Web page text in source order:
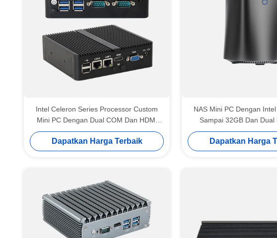
Intel Celeron Series Processor Custom
Mini PC Dengan Dual COM Dan HDMI
Untuk Industri
Dapatkan Harga Terbaik
NAS Mini PC Dengan
Sampai 32GB Dan Dual
Rumah Kantor
Dapatkan Harga